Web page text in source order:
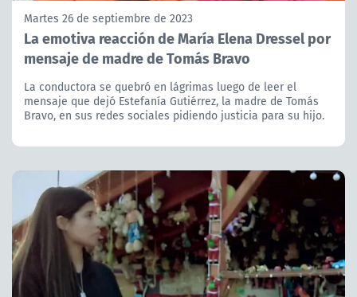
Martes 26 de septiembre de 2023
La emotiva reacción de María Elena Dressel por
mensaje de madre de Tomás Bravo
La conductora se quebró en lágrimas luego de leer el
mensaje que dejó Estefanía Gutiérrez, la madre de Tomás
Bravo, en sus redes sociales pidiendo justicia para su hijo.